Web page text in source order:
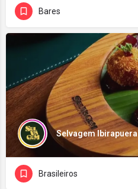
Bares
Selvagem Ibirapuera
Brasileiros